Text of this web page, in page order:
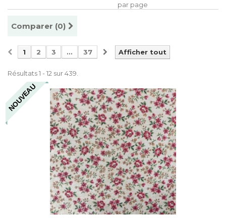
par page
Comparer (0)
Afficher tout
1 2 3 ... 37
Résultats 1 - 12 sur 439.
NOUVEAU